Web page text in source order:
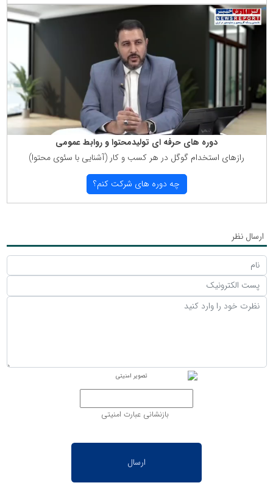
دوره های حرفه ای تولیدمحتوا و روابط عمومی
رازهای استخدام گوگل در هر كسب و كار (آشنایی با سئوی محتوا)
چه دوره های شركت كنم؟
ارسال نظر
بازنشانی عبارت امنیتی